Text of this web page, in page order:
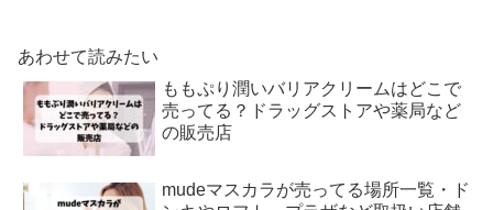
あわせて読みたい
ももぷり潤いバリアクリームはどこで
売ってる？ドラッグストアや薬局など
の販売店
mudeマスカラが売ってる場所一覧・ド